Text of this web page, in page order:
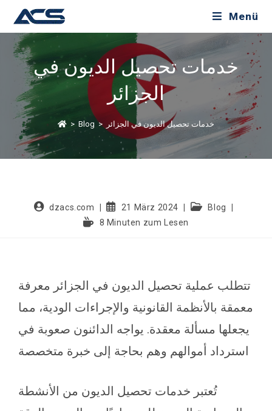
Menü
خدمات تحصيل الديون في
الجزائر
> Blog > خدمات تحصيل الديون في الجزائر
dzacs.com 21 März 2024
Blog
8 Minuten zum Lesen
تتطلب عملية تحصيل الديون في الجزائر معرفة
معمقة بالأنظمة القانونية والإجراءات الودية، مما
يجعلها مسألة معقدة. يواجه الدائنون صعوبة في
استرداد أموالهم وهم بحاجة إلى خبرة متخصصة
تُعتبر خدمات تحصيل الديون من الأنشطة